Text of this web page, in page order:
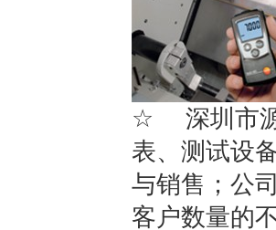
☆
深圳市
表、测试设
与销售；公
客户数量的